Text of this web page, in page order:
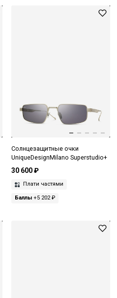
Солнцезащитные очки
UniqueDesignMilano Superstudio+
30 600 ₽
Плати частями
Баллы+5 202 ₽